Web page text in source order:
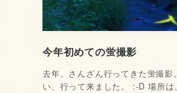
今年初めての蛍撮影
去年、さんざん行ってきた蛍撮
い、行って来ました。 :-D 場所